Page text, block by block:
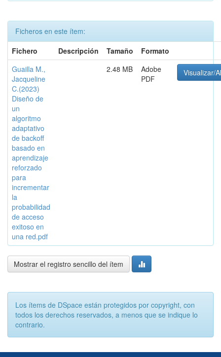
Ficheros en este ítem:
Fichero
Descripción Tamaño
Formato
Guailla M.,
Jacqueline
C.(2023)
Diseño de
un
algoritmo
adaptativo
de backoff
basado en
aprendizaje
reforzado
para
incrementar
la
probabilidad
de acceso
exitoso en
una red.pdf
2.48 MB
Adobe
PDF
Visualizar/
Mostrar el registro sencillo del ítem
Los ítems de DSpace están protegidos por copyright, con
todos los derechos reservados, a menos que se indique lo
contrario.